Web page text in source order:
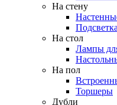
На стену
На стол
Лампы
На пол
Торшеры
Дубли